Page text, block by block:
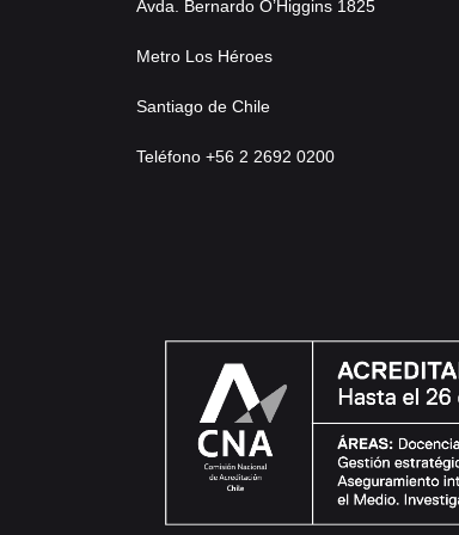
Avda. Bernardo O’Higgins 1825
Metro Los Héroes
Santiago de Chile
Teléfono +56 2 2692 0200